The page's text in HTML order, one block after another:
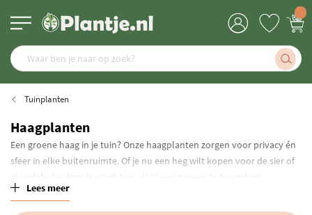
Tuinplanten
Haagplanten
Een groene haag in je tuin? Onze haagplanten zorgen voor privacy én
sfeer in elke buitenruimte. Of je nu een heg wilt kopen voor de sier of
als erfafscheiding, je vindt hier altijd een passende haagplant.
Lees meer